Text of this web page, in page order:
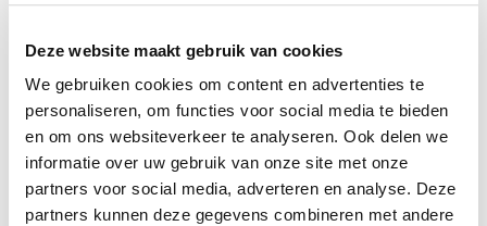
Deze website maakt gebruik van cookies
We gebruiken cookies om content en advertenties te
personaliseren, om functies voor social media te bieden
en om ons websiteverkeer te analyseren. Ook delen we
informatie over uw gebruik van onze site met onze
partners voor social media, adverteren en analyse. Deze
partners kunnen deze gegevens combineren met andere
bevat zoveel meer dan scherven’.